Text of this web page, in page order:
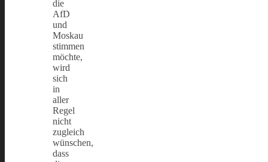
die
AfD
und
Moskau
stimmen
möchte,
wird
sich
in
aller
Regel
nicht
zugleich
wünschen,
dass